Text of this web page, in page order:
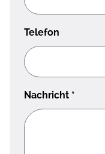
Telefon
Nachricht *